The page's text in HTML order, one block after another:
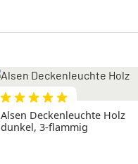
Alsen Deckenleuchte Holz
dunkel, 3-flammig